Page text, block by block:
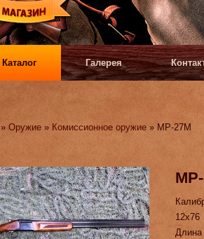
Каталог Галерея
»Оружие » Комиссионное оружие » МР-27М
12х76